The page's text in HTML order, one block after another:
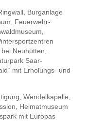
Burganlage
Feuerwehr-
Neuhütten,
Saar-
mit Erholungs- und
Wendelkapelle,
Heimatmuseum
mit Europas